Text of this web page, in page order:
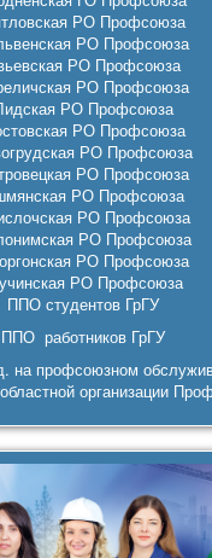
РО Профсоюза
РО Профсоюза
РО Профсоюза
РО Профсоюза
РО Профсоюза
РО Профсоюза
РО Профсоюза
РО Профсоюза
РО Профсоюза
РО Профсоюза
РО Профсоюза
РО Профсоюза
РО Профсоюза
ППО студентов ГрГУ
ППО работников ГрГУ
на профсоюзном
организации